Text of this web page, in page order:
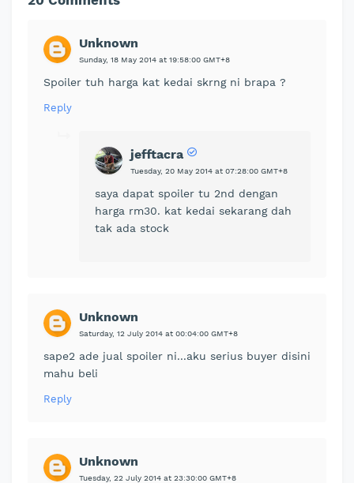
Unknown
Sunday, 18 May 2014 at 19:58:00 GMT+8
Spoiler tuh harga kat kedai skrng ni brapa ?
Reply
jefftacra
Tuesday, 20 May 2014 at 07:28:00 GMT+8
saya dapat spoiler tu 2nd dengan
harga rm30. kat kedai sekarang dah
tak ada stock
Unknown
Saturday, 12 July 2014 at 00:04:00 GMT+8
sape2 ade jual spoiler ni...aku serius buyer disini
mahu beli
Reply
Unknown
Tuesday, 22 July 2014 at 23:30:00 GMT+8